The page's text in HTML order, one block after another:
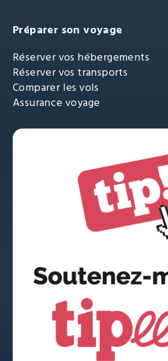
Préparer son voyage
Réserver vos hébergements
Réserver vos transports
Comparer les vols
Assurance voyage